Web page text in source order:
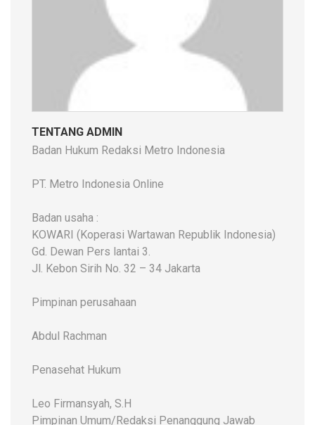
TENTANG ADMIN
Badan Hukum Redaksi Metro Indonesia
PT. Metro Indonesia Online
Badan usaha :
KOWARI (Koperasi Wartawan Republik Indonesia)
Gd. Dewan Pers lantai 3.
Jl. Kebon Sirih No. 32 – 34 Jakarta
Pimpinan perusahaan
Abdul Rachman
Penasehat Hukum
Leo Firmansyah, S.H
Pimpinan Umum/Redaksi Penanggung Jawab